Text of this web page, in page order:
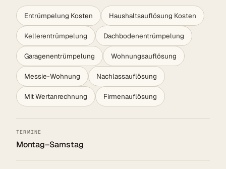
Entrümpelung Kosten Haushaltsauflösung Kosten
Kellerentrümpelung Dachbodenentrümpelung
Garagenentrümpelung Wohnungsauflösung
Messie-Wohnung Nachlassauflösung
Mit Wertanrechnung Firmenauflösung
TERMINE
Montag–Samstag